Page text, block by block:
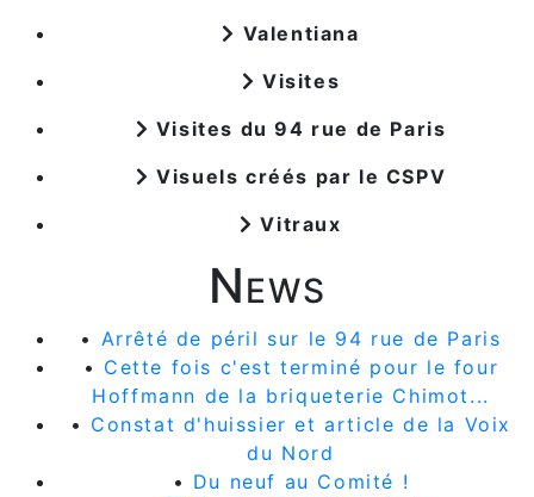
Valentiana
Visites
Visites du 94 rue de Paris
Visuels créés par le CSPV
Vitraux
News
• Arrêté de péril sur le 94 rue de Paris
• Cette fois c'est terminé pour le four
Hoffmann de la briqueterie Chimot...
• Constat d'huissier et article de la Voix
du Nord
• Du neuf au Comité !